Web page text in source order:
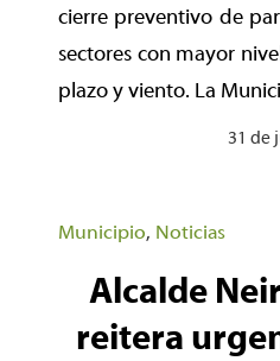
cierre preventivo de
sectores con mayor
plazo y viento. La
31 de
Municipio, Noticias
Alcalde
reitera